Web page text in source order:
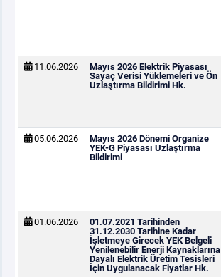
11.06.2026
Mayıs 2026 Elektrik Piyasası
Sayaç Verisi Yüklemeleri ve Ön
Uzlaştırma Bildirimi Hk.
05.06.2026
Mayıs 2026 Dönemi Organize
YEK-G Piyasası Uzlaştırma
Bildirimi
01.06.2026
01.07.2021 Tarihinden
31.12.2030 Tarihine Kadar
İşletmeye Girecek YEK Belgeli
Yenilenebilir Enerji Kaynaklarına
Dayalı Elektrik Üretim Tesisleri
İçin Uygulanacak Fiyatlar Hk.